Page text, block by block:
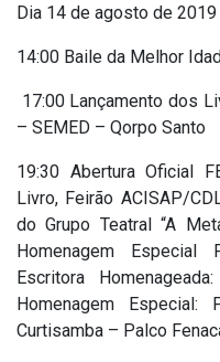
Dia 14 de agosto de
14:00 Baile da Melhor
17:00 Lançamento dos
– SEMED – Qorpo Santo
19:30 Abertura Oficial
Livro, Feirão ACISAP/
do Grupo Teatral “A
Homenagem
Escritora
Homenagem
Curtisamba – Palco